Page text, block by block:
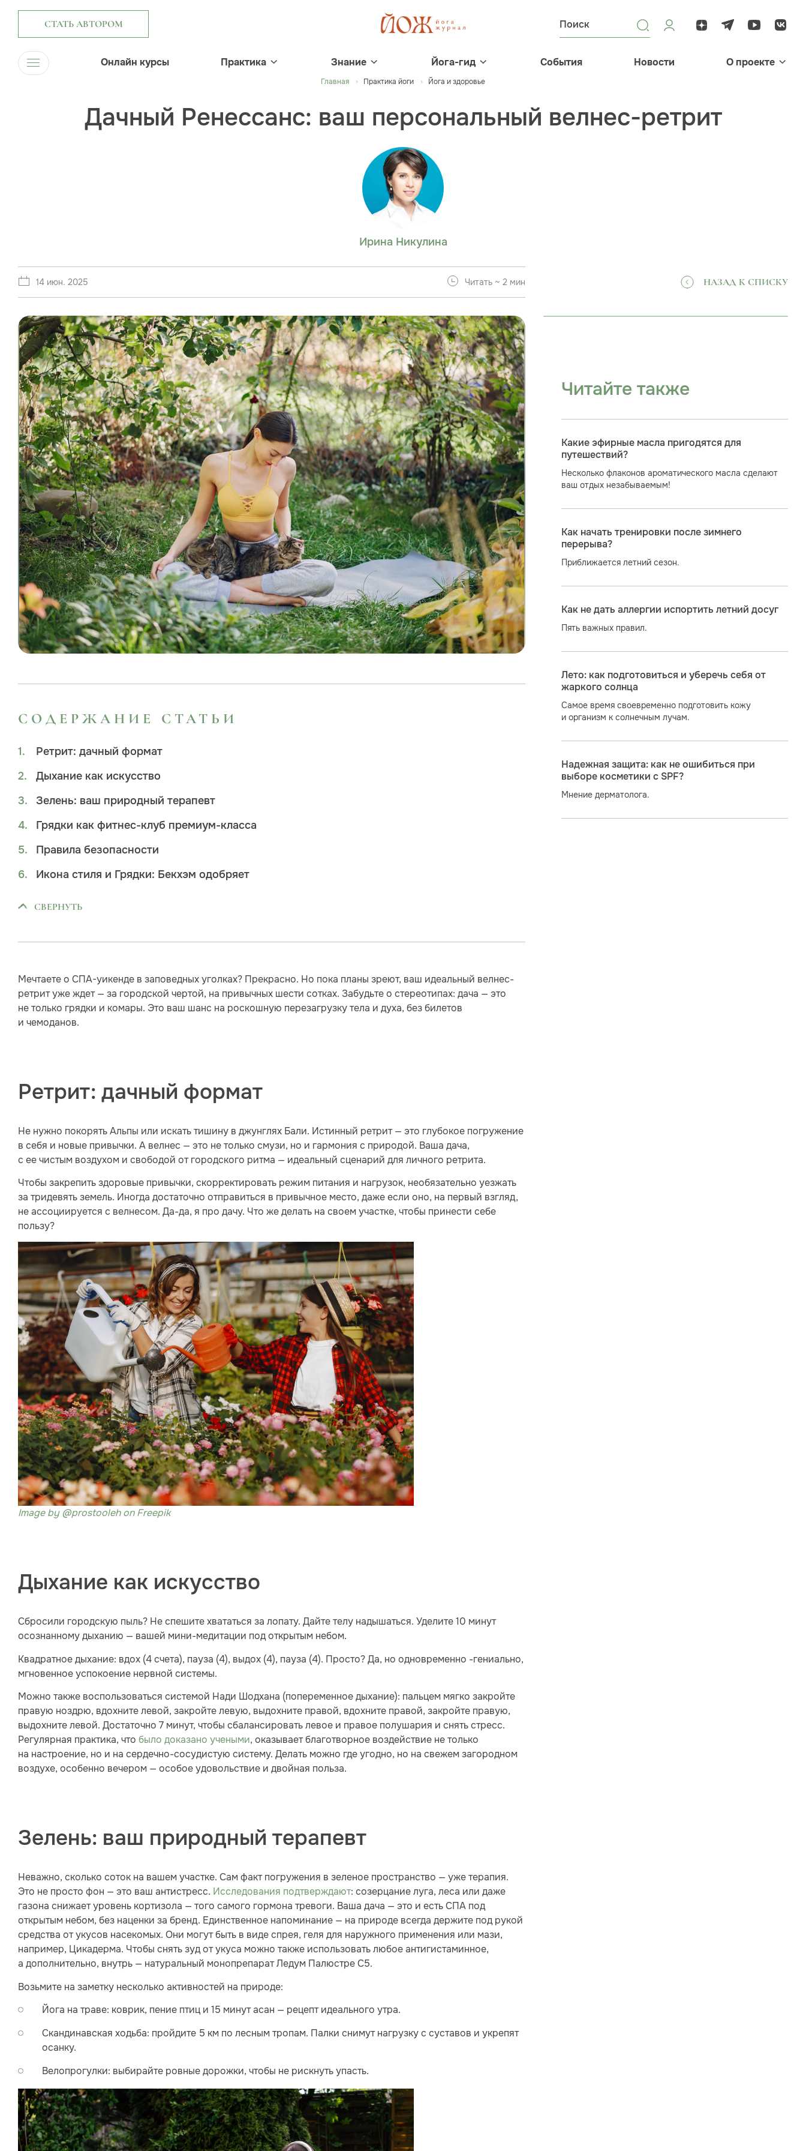
СТАТЬ АВТОРОМ
Онлайн курсы Практика Знание Йога-гид События Новости О проекте
Главная Практика йоги Йога и здоровье
Дачный Ренессанс: ваш персональный велнес-ретрит
Ирина Никулина
14 июн. 2025 Читать ~ 2 мин НАЗАД К СПИСКУ
СОДЕРЖАНИЕ СТАТЬИ
Ретрит: дачный формат
Дыхание как искусство
Зелень: ваш природный терапевт
Грядки как фитнес-клуб премиум-класса
Правила безопасности
Икона стиля и Грядки: Бекхэм одобряет
СВЕРНУТЬ
Мечтаете о СПА-уикенде в заповедных уголках? Прекрасно. Но пока планы зреют, ваш идеальный велнес-
ретрит уже ждет — за городской чертой, на привычных шести сотках. Забудьте о стереотипах: дача — это
не только грядки и комары. Это ваш шанс на роскошную перезагрузку тела и духа, без билетов
и чемоданов.
Ретрит: дачный формат
Не нужно покорять Альпы или искать тишину в джунглях Бали. Истинный ретрит — это глубокое погружение
в себя и новые привычки. А велнес — это не только смузи, но и гармония с природой. Ваша дача,
с ее чистым воздухом и свободой от городского ритма — идеальный сценарий для личного ретрита.
Чтобы закрепить здоровые привычки, скорректировать режим питания и нагрузок, необязательно уезжать
за тридевять земель. Иногда достаточно отправиться в привычное место, даже если оно, на первый взгляд,
не ассоциируется с велнесом. Да-да, я про дачу. Что же делать на своем участке, чтобы принести себе
пользу?
Image by @prostoolehon Freepik
Дыхание как искусство
Сбросили городскую пыль? Не спешите хвататься за лопату. Дайте телу надышаться. Уделите 10 минут
осознанному дыханию — вашей мини-медитации под открытым небом.
Квадратное дыхание: вдох (4 счета), пауза (4), выдох (4), пауза (4). Просто? Да, но одновременно -гениально,
мгновенное успокоение нервной системы.
Можно также воспользоваться системой Нади Шодхана (попеременное дыхание): пальцем мягко закройте
правую ноздрю, вдохните левой, закройте левую, выдохните правой, вдохните правой, закройте правую,
выдохните левой. Достаточно 7 минут, чтобы сбалансировать левое и правое полушария и снять стресс.
Регулярная практика, что было доказано учеными, оказывает благотворное воздействие не только
на настроение, но и на сердечно-сосудистую систему. Делать можно где угодно, но на свежем загородном
воздухе, особенно вечером — особое удовольствие и двойная польза.
Зелень: ваш природный терапевт
Неважно, сколько соток на вашем участке. Сам факт погружения в зеленое пространство — уже терапия.
Это не просто фон — это ваш антистресс. Исследования подтверждают: созерцание луга, леса или даже
газона снижает уровень кортизола — того самого гормона тревоги. Ваша дача — это и есть СПА под
открытым небом, без наценки за бренд. Единственное напоминание — на природе всегда держите под рукой
средства от укусов насекомых. Они могут быть в виде спрея, геля для наружного применения или мази,
например, Цикадерма. Чтобы снять зуд от укуса можно также использовать любое антигистаминное,
а дополнительно, внутрь — натуральный монопрепарат Ледум Палюстре С5.
Возьмите на заметку несколько активностей на природе:
Йога на траве: коврик, пение птиц и 15 минут асан — рецепт идеального утра.
Скандинавская ходьба: пройдите 5 км по лесным тропам. Палки снимут нагрузку с суставов и укрепят
осанку.
Велопрогулки: выбирайте ровные дорожки, чтобы не рискнуть упасть.
Читайте также
Какие эфирные масла пригодятся для
путешествий?
Несколько флаконов ароматического масла сделают
ваш отдых незабываемым!
Как начать тренировки после зимнего
перерыва?
Приближается летний сезон.
Как не дать аллергии испортить летний досуг
Пять важных правил.
Лето: как подготовиться и уберечь себя от
жаркого солнца
Самое время своевременно подготовить кожу
и организм к солнечным лучам.
Надежная защита: как не ошибиться при
выборе косметики с SPF?
Мнение дерматолога.